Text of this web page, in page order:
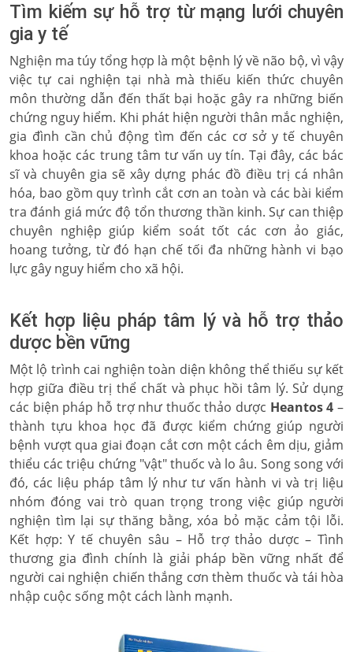
Tìm kiếm sự hỗ trợ từ mạng lưới chuyên
gia y tế
Nghiện ma túy tổng hợp là một bệnh lý về não bộ, vì vậy
việc tự cai nghiện tại nhà mà thiếu kiến thức chuyên
môn thường dẫn đến thất bại hoặc gây ra những biến
chứng nguy hiểm. Khi phát hiện người thân mắc nghiện,
gia đình cần chủ động tìm đến các cơ sở y tế chuyên
khoa hoặc các trung tâm tư vấn uy tín. Tại đây, các bác
sĩ và chuyên gia sẽ xây dựng phác đồ điều trị cá nhân
hóa, bao gồm quy trình cắt cơn an toàn và các bài kiểm
tra đánh giá mức độ tổn thương thần kinh. Sự can thiệp
chuyên nghiệp giúp kiểm soát tốt các cơn ảo giác,
hoang tưởng, từ đó hạn chế tối đa những hành vi bạo
lực gây nguy hiểm cho xã hội.
Kết hợp liệu pháp tâm lý và hỗ trợ thảo
dược bền vững
Một lộ trình cai nghiện toàn diện không thể thiếu sự kết
hợp giữa điều trị thể chất và phục hồi tâm lý. Sử dụng
các biện pháp hỗ trợ như thuốc thảo dược Heantos 4 –
thành tựu khoa học đã được kiểm chứng giúp người
bệnh vượt qua giai đoạn cắt cơn một cách êm dịu, giảm
thiểu các triệu chứng "vật" thuốc và lo âu. Song song với
đó, các liệu pháp tâm lý như tư vấn hành vi và trị liệu
nhóm đóng vai trò quan trọng trong việc giúp người
nghiện tìm lại sự thăng bằng, xóa bỏ mặc cảm tội lỗi.
Kết hợp: Y tế chuyên sâu – Hỗ trợ thảo dược – Tình
thương gia đình chính là giải pháp bền vững nhất để
người cai nghiện chiến thắng cơn thèm thuốc và tái hòa
nhập cuộc sống một cách lành mạnh.